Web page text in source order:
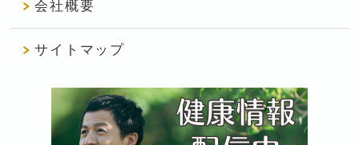
会社概要
サイトマップ